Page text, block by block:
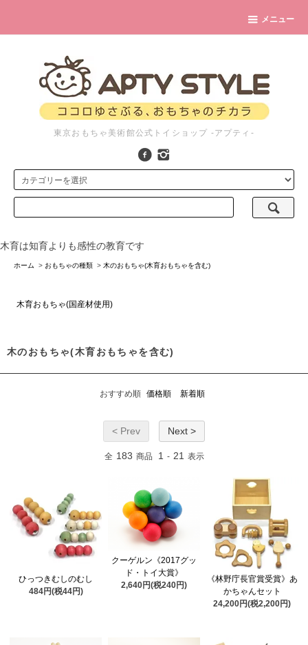
メニュー
東京おもちゃ美術館公式トイショップ -アプティ-
木育は知育よりも感性の教育です
ホーム > おもちゃの種類 > 木のおもちゃ(木育おもちゃを含む)
木育おもちゃ(国産材使用)
木のおもちゃ(木育おもちゃを含む)
おすすめ順 価格順 新着順
< Prev Next >
全 183 商品 1 - 21 表示
ひっつきむしのむし
484円(税44円)
クーゲルン《2017グッ
ド・トイ大賞》
2,640円(税240円)
《林野庁長官賞受賞》あ
かちゃんセット
24,200円(税2,200円)